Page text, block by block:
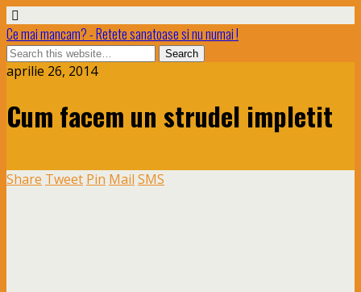
Ce mai mancam? - Retete sanatoase si nu numai !
aprilie 26, 2014
Cum facem un strudel impletit
Share Tweet Pin Mail SMS